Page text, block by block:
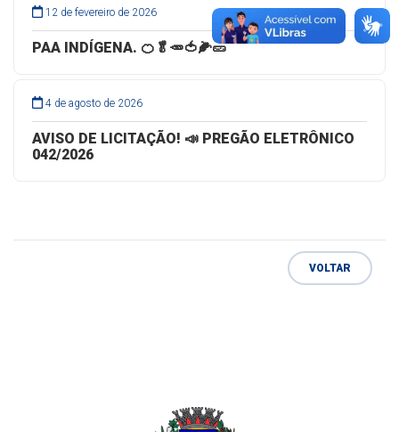
12 de fevereiro de 2026
PAA INDÍGENA. 🍊🥬🥕🍅🌽🥒
4 de agosto de 2026
AVISO DE LICITAÇÃO! 📣 PREGÃO ELETRÔNICO
042/2026
VOLTAR